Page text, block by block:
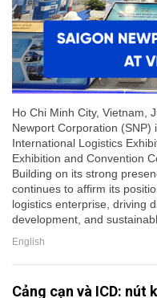
Ho Chi Minh City, Vietnam,
Newport Corporation (SNP)
International Logistics
Exhibition and Convention
Building on its strong
continues to affirm its
logistics enterprise, driving
development, and
English
Cảng cạn và ICD: